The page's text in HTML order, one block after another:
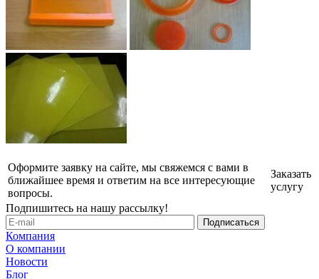
Оформите заявку на сайте, мы свяжемся с вами в
ближайшее время и ответим на все интересующие
вопросы.
Заказать
услугу
Подпишитесь на нашу рассылку!
Компания
О компании
Новости
Блог